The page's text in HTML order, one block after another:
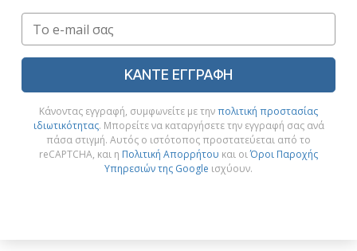
ΚΑΝΤΕ ΕΓΓΡΑΦΗ
Κάνοντας εγγραφή, συμφωνείτε με τηνπολιτική προστασίας
ιδιωτικότητας. Μπορείτε να καταργήσετε την εγγραφή σας ανά
πάσα στιγμή. Αυτός ο ιστότοπος προστατεύεται από το
reCAPTCHA, και η Πολιτική Απορρήτου και οιΌροι Παροχής
Υπηρεσιών της Google ισχύουν.